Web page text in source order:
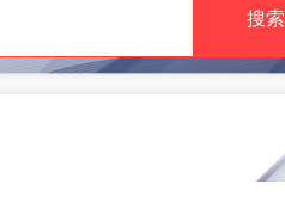
提供新零售线上化经营管理工具，基于
LBS定位，只为让更多客户、多次到店
消费
搜索